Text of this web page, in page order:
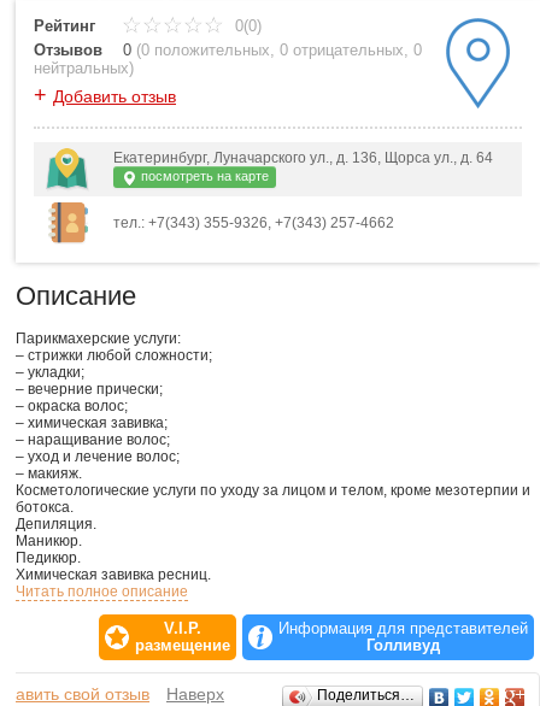
Рейтинг
0(0)
Отзывов
0 (0 положительных, 0 отрицательных, 0
нейтральных)
+ Добавить отзыв
Екатеринбург, Луначарского ул., д. 136, Щорса ул., д. 64
посмотреть на карте
тел.: +7(343) 355-9326, +7(343) 257-4662
Описание
Парикмахерские услуги:
– стрижки любой сложности;
– укладки;
– вечерние прически;
– окраска волос;
– химическая завивка;
– наращивание волос;
– уход и лечение волос;
– макияж.
Косметологические услуги по уходу за лицом и телом, кроме мезотерпии и
ботокса.
Депиляция.
Маникюр.
Педикюр.
Химическая завивка ресниц.
Подарочные сертификаты на любую сумму.
Читать полное описание
V.I.P.
размещение
Информация для представителей
Голливуд
Отзывы
свой отзыв Наверх Поделиться…